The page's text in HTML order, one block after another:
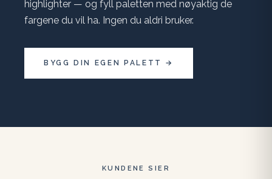
highlighter — og fyll paletten med nøyaktig de
fargene du vil ha. Ingen du aldri bruker.
BYGG DIN EGEN PALETT →
KUNDENE SIER